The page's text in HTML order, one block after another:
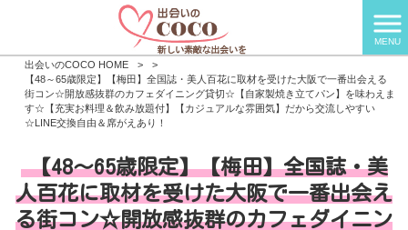
MENU
出会いのCOCO HOME >
>
【48～65歳限定】【梅田】全国誌・美人百花に取材を受けた大阪で一番出会える
街コン☆開放感抜群のカフェダイニング貸切☆【自家製焼き立てパン】を味わえま
す☆【充実お料理＆飲み放題付】【カジュアルな雰囲気】だから交流しやすい
☆LINE交換自由＆席がえあり！
【48～65歳限定】【梅田】全国誌・美
人百花に取材を受けた大阪で一番出会え
る街コン☆開放感抜群のカフェダイニン